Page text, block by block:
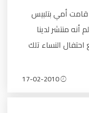
قامت أمي بتلبيس
أنه منتشر لدينا
النساء تلك